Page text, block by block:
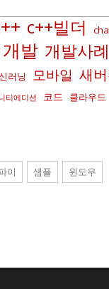
c++빌더
개발 개발사례
러닝 모바일 새
티에디션 코드 클라우드
이 샘플 윈도우